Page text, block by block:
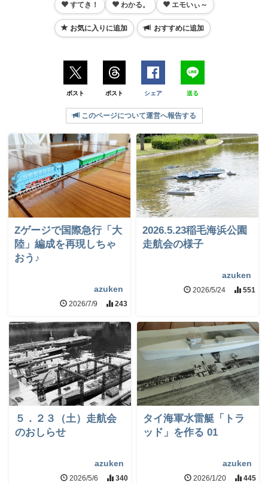
すてき！ わかる。 エモいぃ～
お気に入りに追加 おすすめに追加
ポスト ポスト シェア 送る
このページについて運営へ報告する
Zゲージで国際急行「大
陸」編成を再現しちゃ
おう♪
azuken
2026/7/9 243
2026.5.23稲毛海浜公園
走航会の様子
azuken
2026/5/24 551
５．２３（土）走航会
のおしらせ
azuken
2026/5/6 340
タイ海軍水雷艇「トラ
ッド」を作る 01
azuken
2026/1/20 445